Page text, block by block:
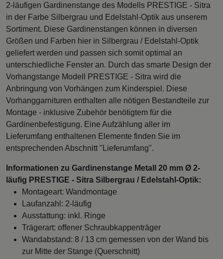
2-läufigen Gardinenstange des Modells PRESTIGE - Sitra
in der Farbe Silbergrau und Edelstahl-Optik aus unserem
Sortiment. Diese Gardinenstangen können in diversen
Größen und Farben hier in Silbergrau / Edelstahl-Optik
geliefert werden und passen sich somit optimal an
unterschiedliche Fenster an. Durch das smarte Design der
Vorhangstange Modell PRESTIGE - Sitra wird die
Anbringung von Vorhängen zum Kinderspiel. Diese
Vorhanggarnituren enthalten alle nötigen Bestandteile zur
Montage - inklusive Zubehör benötigtem für die
Gardinenbefestigung. Eine Aufzählung aller im
Lieferumfang enthaltenen Elemente finden Sie im
entsprechenden Abschnitt "Lieferumfang".
Informationen zu Gardinenstange Metall 20 mm Ø 2-
läufig PRESTIGE - Sitra Silbergrau / Edelstahl-Optik:
Montageart: Wandmontage
Laufanzahl: 2-läufig
Ausstattung: inkl. Ringe
Trägerart: offener Schraubkappenträger
Wandabstand: 8 / 13 cm gemessen von der Wand bis
zur Mitte der Stange (Querschnitt)